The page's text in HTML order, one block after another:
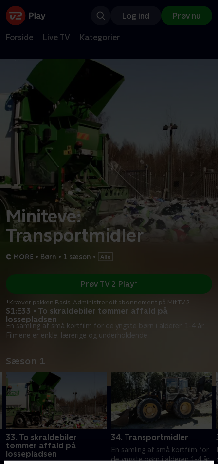
Log ind Prøv nu
Forside Live TV Kategorier
Miniteve:
Transportmidler
• Børn • 1 sæson •
S1:E33 • To skraldebiler tømmer affald på
lossepladsen
En samling af små kortfilm for de yngste børn i alderen 1-4 år.
Filmene er enkle, lærerige og underholdende
Prøv TV 2 Play*
*Kræver pakken Basis. Administrer dit abonnement på Mit TV 2.
Sæson 1
33. To skraldebiler
tømmer affald på
lossepladsen
34. Transportmidler
En samling af små kortfilm for
de yngste børn i alderen 1-4 år.